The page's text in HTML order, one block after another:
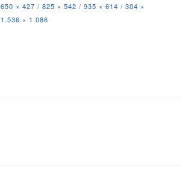
650 × 427 / 825 × 542 / 935 × 614 / 304 ×
1.536 × 1.086